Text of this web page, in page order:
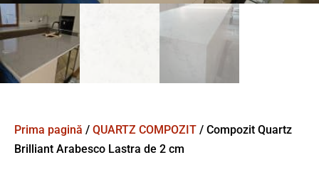
Prima pagină / QUARTZ COMPOZIT / Compozit Quartz
Brilliant Arabesco Lastra de 2 cm